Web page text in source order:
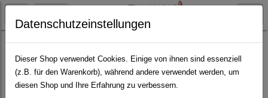
Artikel nach Marken A - E Audio Selection
Datenschutzeinstellungen
Dieser Shop verwendet Cookies. Einige von ihnen sind essenziell
(z.B. für den Warenkorb), während andere verwendet werden, um
diesen Shop und Ihre Erfahrung zu verbessern.